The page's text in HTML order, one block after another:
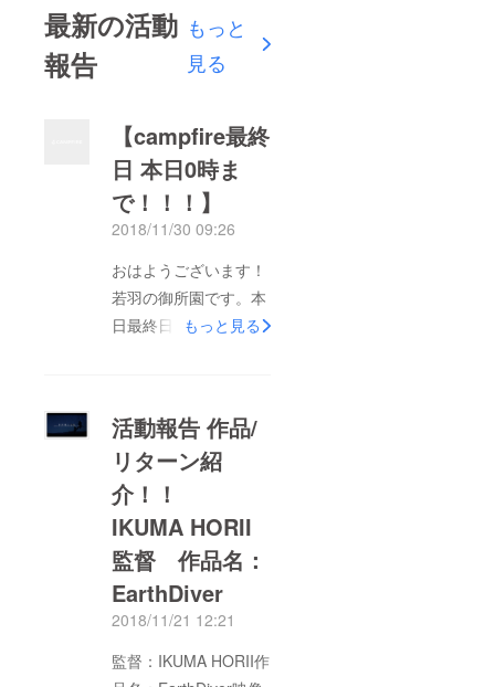
最新の活動
報告
もっと
見る
【campfire最終
日 本日0時ま
で！！！】
2018/11/30 09:26
おはようございます！
若羽の御所園です。本
日最終日です！当日券
うのでご注意くださ
い。 去年末、若羽と
いう組織の中でいくつ
かチームを編成して新
たな活動を模索しよう
という動きがありまし
た。その中で若羽メン
バーの撮影や編集など
の技術や創作活動をサ
もっと見る
活動報告 作品/
リターン紹
介！！
IKUMA HORII
監督 作品名：
EarthDiver
2018/11/21 12:21
監督：IKUMA HORII作